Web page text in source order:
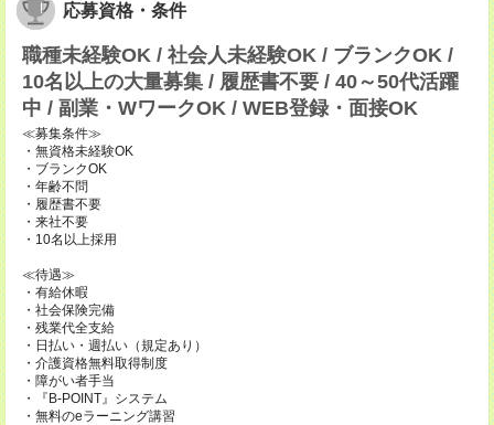
応募資格・条件
職種未経験OK / 社会人未経験OK / ブランクOK /
10名以上の大量募集 / 履歴書不要 / 40～50代活躍
中 / 副業・WワークOK / WEB登録・面接OK
≪募集条件≫
・無資格未経験OK
・ブランクOK
・年齢不問
・履歴書不要
・来社不要
・10名以上採用
≪待遇≫
・有給休暇
・社会保険完備
・残業代全支給
・日払い・週払い（規定あり）
・介護資格無料取得制度
・障がい者手当
・『B-POINT』システム
・無料のeラーニング講習